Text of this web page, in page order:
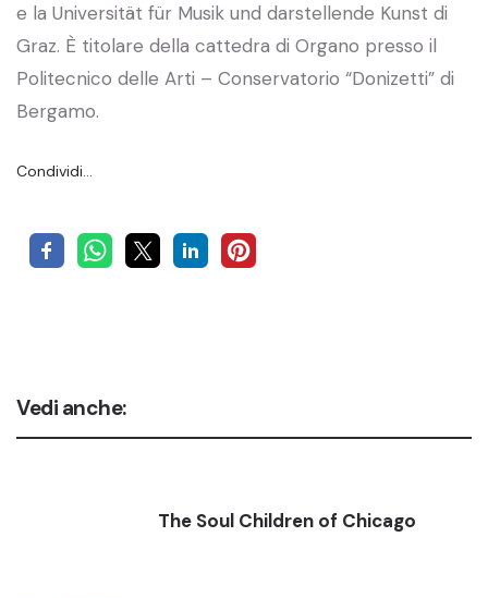
e la Universität für Musik und darstellende Kunst di
Graz. È titolare della cattedra di Organo presso il
Politecnico delle Arti – Conservatorio “Donizetti” di
Bergamo.
Condividi…
Vedi anche:
The Soul Children of Chicago